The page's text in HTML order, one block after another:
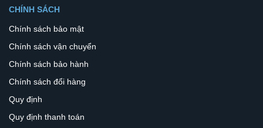
CHÍNH SÁCH
Chính sách bảo mật
Chính sách vận chuyển
Chính sách bảo hành
Chính sách đổi hàng
Quy định
Quy định thanh toán